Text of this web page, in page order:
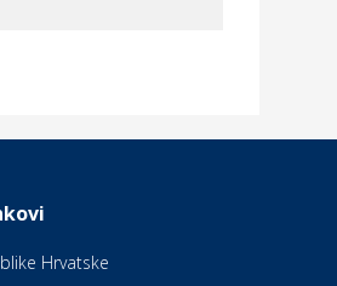
toplice – ljekovita
Hrvatske